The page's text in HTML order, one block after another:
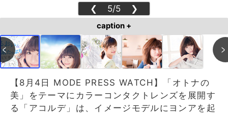
❮ 5/5 ❯
caption +
【8月4日 MODE PRESS WATCH】「オトナの
美」をテーマにカラーコンタクトレンズを展開す
る「アコルデ」は、イメージモデルにヨンアを起